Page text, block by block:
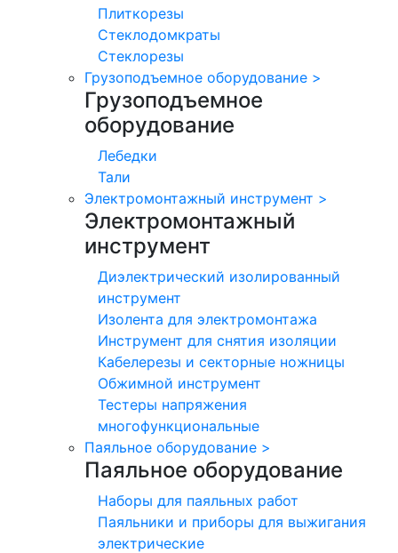
Плиткорезы
Стеклодомкраты
Стеклорезы
Грузоподъемное оборудование >
Грузоподъемное
оборудование
Лебедки
Тали
Электромонтажный инструмент >
Электромонтажный
инструмент
Диэлектрический изолированный
инструмент
Изолента для электромонтажа
Инструмент для снятия изоляции
Кабелерезы и секторные ножницы
Обжимной инструмент
Тестеры напряжения
многофункциональные
Паяльное оборудование >
Паяльное оборудование
Наборы для паяльных работ
Паяльники и приборы для выжигания
электрические